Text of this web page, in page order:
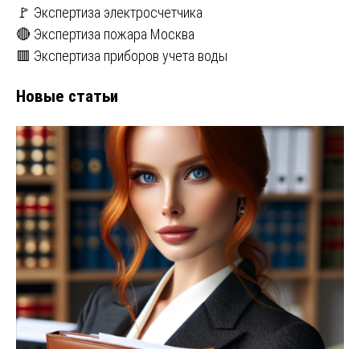
🚩 Экспертиза электросчетчика
🔴 Экспертиза пожара Москва
🟥 Экспертиза приборов учета воды
Новые статьи